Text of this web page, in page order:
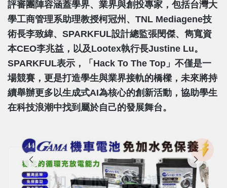
評審團陣容涵蓋學界、業界與創投專家，包括台灣大
學工商管理系助理教授柯冠州、TNL Mediagene技
術長李致緯、SPARKFUL設計總監張閔傑、雋寬資
本CEO李兆益，以及Lootex執行長Justine Lu。
SPARKFUL表示，「Hack To The Top」不僅是一
場競賽，更是打造學生與業界接軌的橋樑，未來將持
續舉辦更多以生成式AI為核心的創新活動，協助學生
在科技浪潮中找到屬於自己的發展舞台。